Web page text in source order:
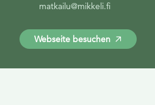
matkailu@mikkeli.fi
Webseite besuchen